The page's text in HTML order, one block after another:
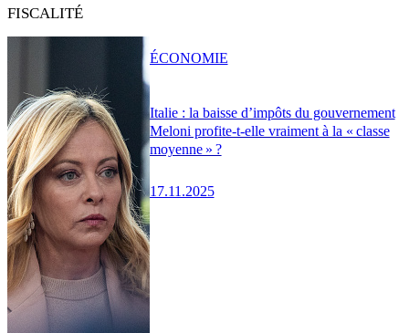
FISCALITÉ
Italie : la baisse d’impôts du gouvernement
Meloni profite-t-elle vraiment à la « classe
moyenne » ?
17.11.2025
ÉCONOMIE